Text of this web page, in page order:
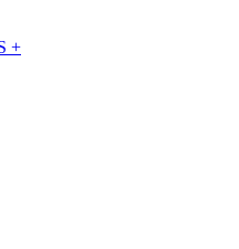
+